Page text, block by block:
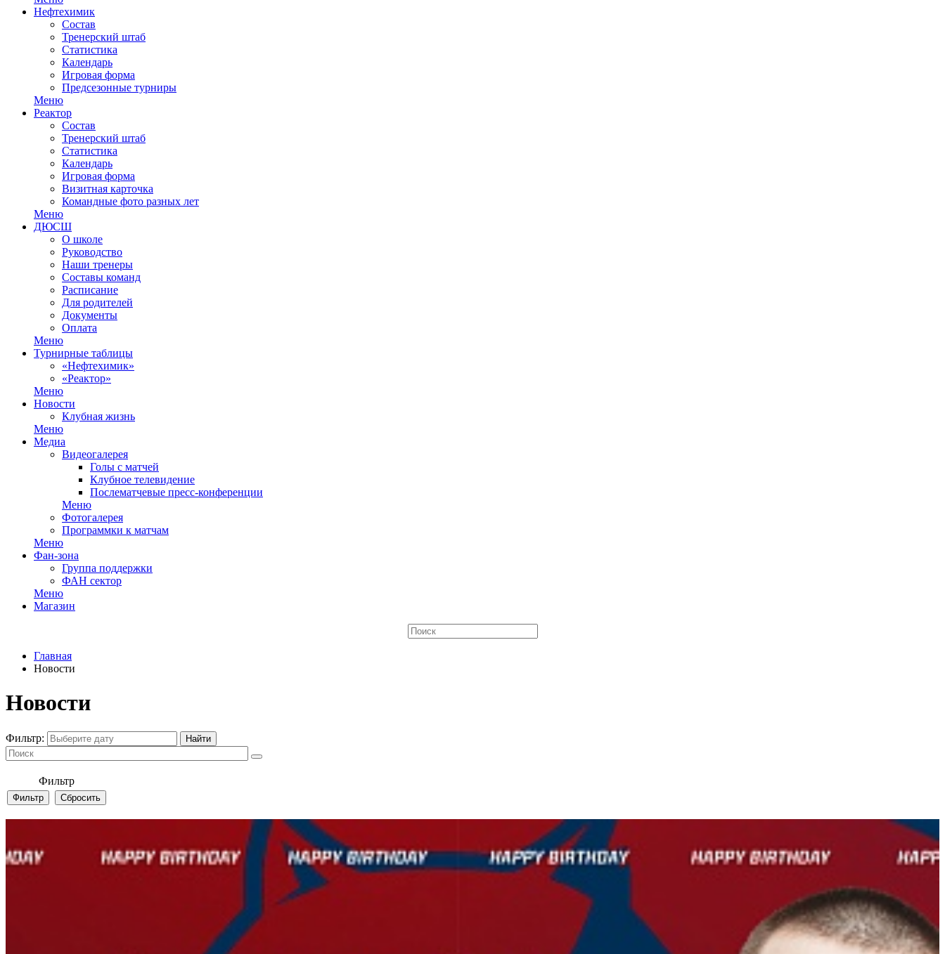
Нефтехимик
Состав
Тренерский штаб
Статистика
Календарь
Игровая форма
Предсезонные турниры
Меню
Реактор
Состав
Тренерский штаб
Статистика
Календарь
Игровая форма
Визитная карточка
Командные фото разных лет
Меню
ДЮСШ
О школе
Руководство
Наши тренеры
Составы команд
Расписание
Для родителей
Документы
Оплата
Меню
Турнирные таблицы
«Нефтехимик»
«Реактор»
Меню
Новости
Клубная жизнь
Меню
Медиа
Видеогалерея
Голы с матчей
Клубное телевидение
Послематчевые пресс-конференции
Меню
Фотогалерея
Программки к матчам
Меню
Фан-зона
Группа поддержки
ФАН сектор
Меню
Магазин
Главная
Новости
Новости
Фильтр:
Фильтр